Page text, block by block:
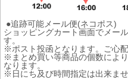
●追跡可能メール便(ネコポス)
ショッピングカート画面でメー
す。
※ポスト投函となります。ご心
※まとめ買い等商品の個数によ
なります。
※日にち及び時間指定は出来ませ